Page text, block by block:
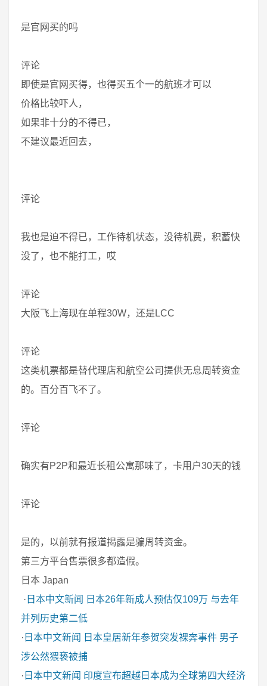
是官网买的吗
评论
即使是官网买得，也得买五个一的航班才可以
价格比较吓人，
如果非十分的不得已，
不建议最近回去，
评论
我也是迫不得已，工作待机状态，没待机费，积蓄快
没了，也不能打工，哎
评论
大阪飞上海现在单程30W，还是LCC
评论
这类机票都是替代理店和航空公司提供无息周转资金
的。百分百飞不了。
评论
确实有P2P和最近长租公寓那味了，卡用户30天的钱
评论
是的，以前就有报道揭露是骗周转资金。
第三方平台售票很多都造假。
日本 Japan
· 日本中文新闻
日本26年新成人预估仅109万 与去年
并列历史第二低
· 日本中文新闻
日本皇居新年参贺突发裸奔事件 男子
涉公然猥亵被捕
· 日本中文新闻 印度宣布超越日本成为全球第四大经济